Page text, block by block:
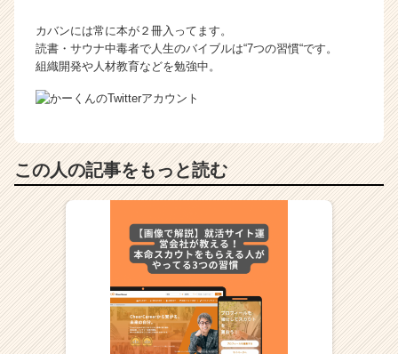
カバンには常に本が２冊入ってます。
読書・サウナ中毒者で人生のバイブルは“7つの習慣“です。
組織開発や人材教育などを勉強中。
この人の記事をもっと読む